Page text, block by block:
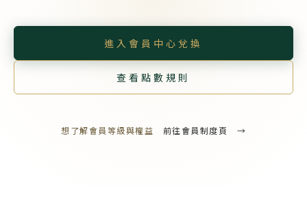
進入會員中心兌換
查看點數規則
想了解會員等級與權益 前往會員制度頁 →